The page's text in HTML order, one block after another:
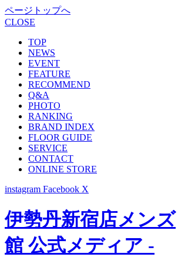
ページトップへ
CLOSE
TOP
NEWS
EVENT
FEATURE
RECOMMEND
Q&A
PHOTO
RANKING
BRAND INDEX
FLOOR GUIDE
SERVICE
CONTACT
ONLINE STORE
instagram Facebook X
伊勢丹新宿店メンズ
館 公式メディア -